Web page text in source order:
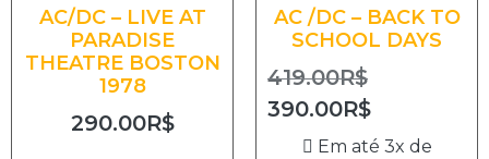
AC/DC – LIVE AT
PARADISE
THEATRE BOSTON
1978
290.00R$
AC /DC – BACK TO
SCHOOL DAYS
419.00R$
390.00R$
Em até 3x de